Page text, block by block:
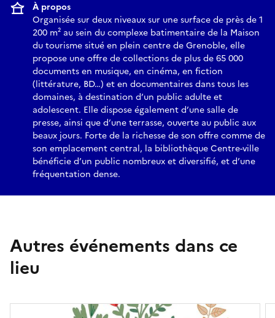
À propos
Organisée sur deux niveaux sur une surface de près de 1
200 m² au sein du complexe batimentaire de la Maison
du tourisme situé en plein centre de Grenoble, elle
propose une offre de collections de plus de 65 000
documents en musique, en cinéma, en fiction
(littérature, BD…) et en documentaires dans tous les
domaines, à destination d’un public adulte et
adolescent. Elle dispose également d’une salle de
presse, ainsi que d’une terrasse, ouverte au public aux
beaux jours. Forte de la richesse de son offre comme de
son emplacement central, la bibliothèque Centre-ville
bénéficie d’un public nombreux et diversifié, et d’une
fréquentation dense.
Autres événements dans ce
lieu